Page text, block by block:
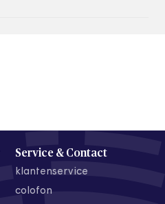
Service & Contact
klantenservice
colofon